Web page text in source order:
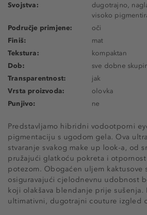
Predstavljamo hibridni vodootporni
pigmentaciju s ugodom gela. Ova
stvaranje svakog make up look-a, od
pružajući glatkoću pokreta i
potezom. Obogaćen uljem kaktusove
osiguravajući cjelodnevnu udobnost
koji olakšava blendanje prije sušenja.
ultimativni, dugotrajni couture izgled
Svojstva:
dugotrajno,
visoko
Područje primjene:
oči
Finiš:
mat
Tekstura:
kompaktan
Dob:
sve dobne
Transparentnost:
jak
Vrsta proizvoda:
olovka
Punjivo:
ne